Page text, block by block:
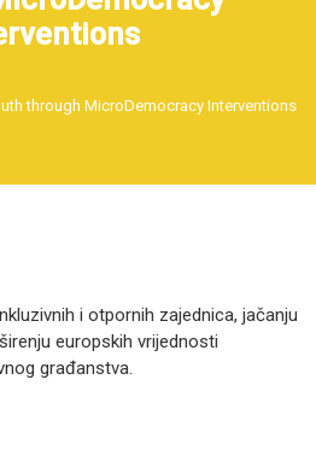
through MicroDemocracy Interventions
i otpornih zajednica, jačanju
europskih vrijednosti
građanstva.